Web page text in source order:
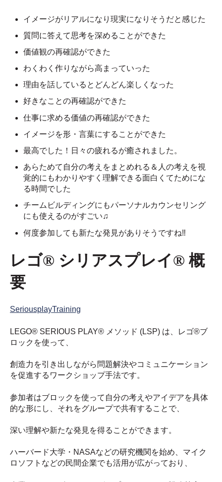
イメージがリアルになり現実になりそうだと感じた
質問に答えて思考を深めることができた
価値観の再確認ができた
わくわく作りながら高まっていった
理由を話しているとどんどん楽しくなった
好きなことの再確認ができた
仕事に求める価値の再確認ができた
イメージを形・言葉にすることができた
最高でした！日々の疲れるが癒されました。
あらためて自分の考えをまとめれる＆人の考えを視
覚的にもわかりやすく理解できる面白くてためにな
る時間でした
チームビルディングにもパーソナルカウンセリング
にも使えるのがすごい♫
何度参加しても新たな発見がありそうですね‼︎
レゴ® シリアスプレイ® 概
要
SeriousplayTraining
LEGO® SERIOUS PLAY® メソッド (LSP) は、レゴ®ブ
ロックを使って、
創造力を引き出しながら問題解決やコミュニケーション
を促進するワークショップ手法です。
参加者はブロックを使って自分の考えやアイデアを具体
的な形にし、それをグループで共有することで、
深い理解や新たな発見を得ることができます。
ハーバード大学・NASAなどの研究機関を始め、マイク
ロソフトなどの民間企業でも活用が広がっており、